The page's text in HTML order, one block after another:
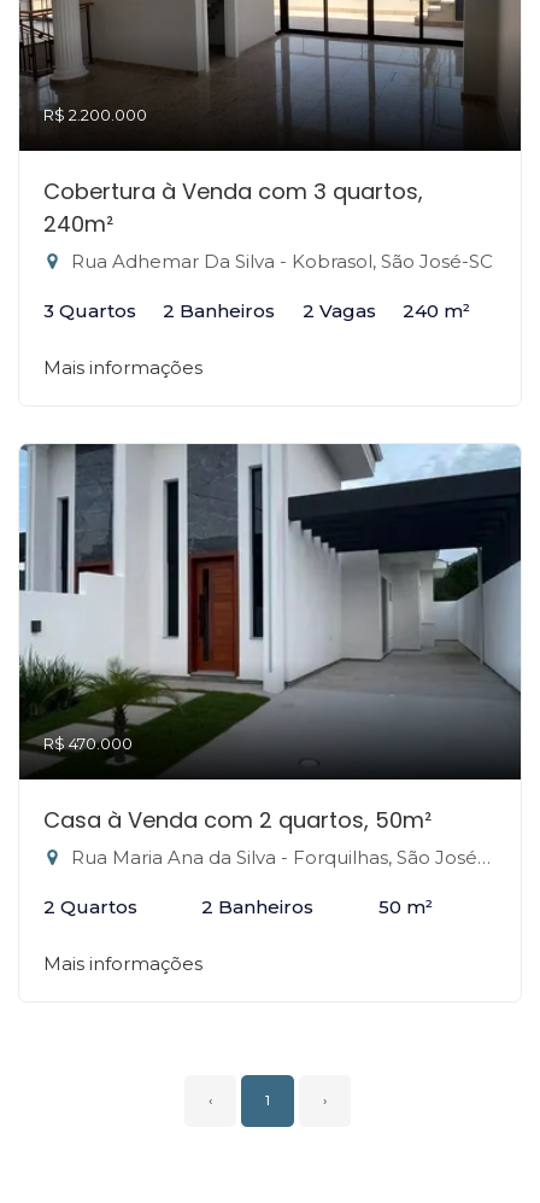
R$ 2.200.000
Cobertura à Venda com 3 quartos,
240m²
Rua Adhemar Da Silva - Kobrasol, São José-SC
3 Quartos 2 Banheiros 2 Vagas 240 m²
Mais informações
R$ 470.000
Casa à Venda com 2 quartos, 50m²
Rua Maria Ana da Silva - Forquilhas, São José-SC
2 Quartos 2 Banheiros 50 m²
Mais informações
‹ 1 ›